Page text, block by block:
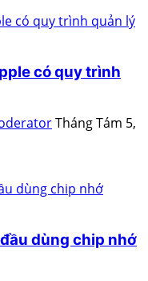
có quy trình
Tháng Tám 5,
dùng chip nhớ